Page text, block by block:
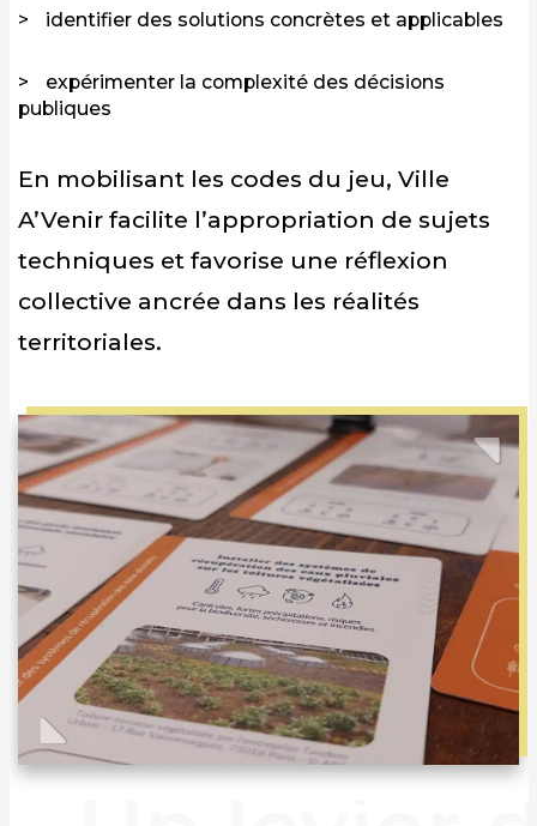
Previous
identifier des solutions concrètes et applicables
expérimenter la complexité des décisions
publiques
En mobilisant les codes du jeu, Ville
A’Venir facilite l’appropriation de sujets
techniques et favorise une réflexion
collective ancrée dans les réalités
territoriales.